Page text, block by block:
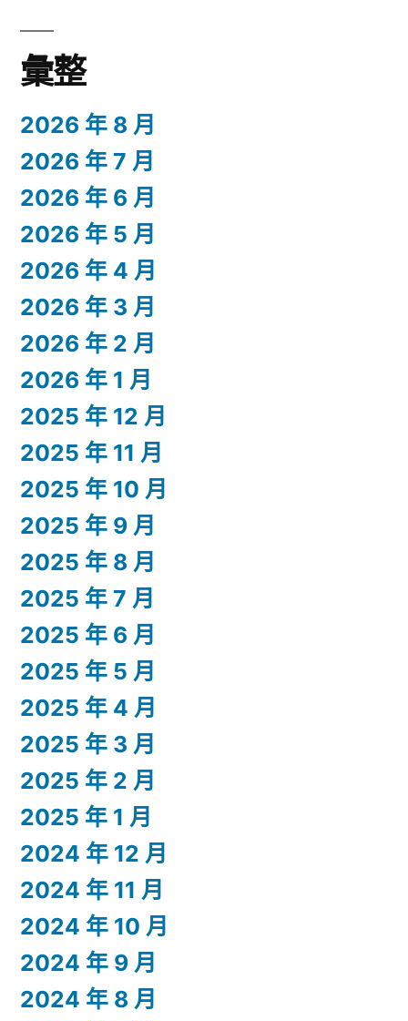
彙整
2026 年 8 月
2026 年 7 月
2026 年 6 月
2026 年 5 月
2026 年 4 月
2026 年 3 月
2026 年 2 月
2026 年 1 月
2025 年 12 月
2025 年 11 月
2025 年 10 月
2025 年 9 月
2025 年 8 月
2025 年 7 月
2025 年 6 月
2025 年 5 月
2025 年 4 月
2025 年 3 月
2025 年 2 月
2025 年 1 月
2024 年 12 月
2024 年 11 月
2024 年 10 月
2024 年 9 月
2024 年 8 月